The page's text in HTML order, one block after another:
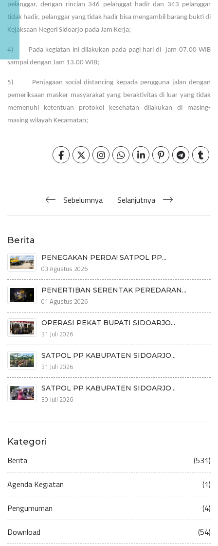
pelanggar, dengan rincian 346 pelanggat hadir dan 343 pelanggar
tidak hadir, pelanggar yang tidak hadir bisa mengambil barang bukti di
Kejaksaan Negeri Sidoarjo pada Jam Kerja;
4) Pada kegiatan ini dilakukan pada pagi hari di jam 07.00 WIB
sampai dengan Jam 13.00 WIB;
5) Penjagaan social distancing kepada pengguna jalan dengan
pemeriksaan masker masyarakat yang beraktivitas di luar yang tidak
memenuhi ketentuan protokol kesehatan dilakukan di masing-
masing wilayah Kecamatan;
Sebelumnya Selanjutnya
Berita
PENEGAKAN PERDA! SATPOL PP...
03 Agustus 2026
PENERTIBAN SERENTAK PEREDARAN...
01 Agustus 2026
OPERASI PEKAT BUPATI SIDOARJO...
31 Juli 2026
SATPOL PP KABUPATEN SIDOARJO...
31 Juli 2026
SATPOL PP KABUPATEN SIDOARJO...
30 Juli 2026
Kategori
Berita (531)
Agenda Kegiatan (1)
Pengumuman (4)
Download (54)